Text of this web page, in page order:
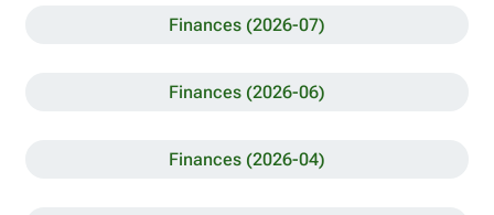
Finances (2026-07)
Finances (2026-06)
Finances (2026-04)